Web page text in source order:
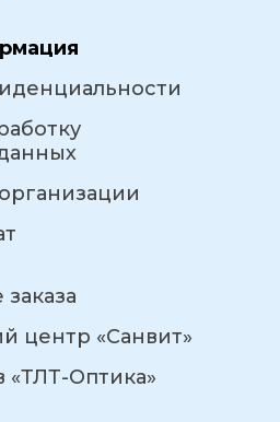
центр «Санвит»
«ТЛТ-Оптика»